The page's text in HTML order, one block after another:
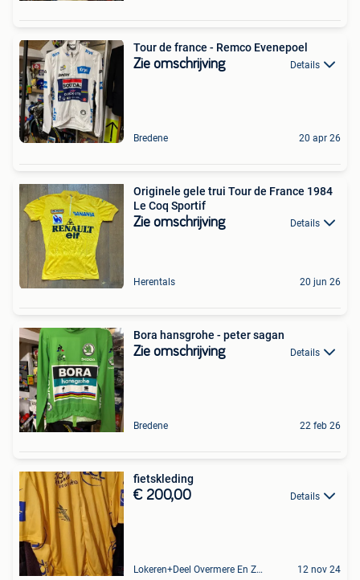
Tour de france - Remco Evenepoel
Zie omschrijving Details
Bredene 20 apr 26
Originele gele trui Tour de France 1984
Le Coq Sportif
Zie omschrijving Details
Herentals 20 jun 26
Bora hansgrohe - peter sagan
Zie omschrijving Details
Bredene 22 feb 26
fietskleding
€ 200,00 Details
Lokeren+Deel Overmere En Zele 12 nov 24